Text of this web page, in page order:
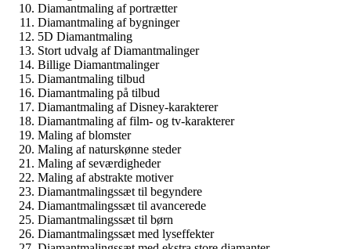
Diamantmaling af portrætter
Diamantmaling af bygninger
5D Diamantmaling
Stort udvalg af Diamantmalinger
Billige Diamantmalinger
Diamantmaling tilbud
Diamantmaling på tilbud
Diamantmaling af Disney-karakterer
Diamantmaling af film- og tv-karakterer
Maling af blomster
Maling af naturskønne steder
Maling af seværdigheder
Maling af abstrakte motiver
Diamantmalingssæt til begyndere
Diamantmalingssæt til avancerede
Diamantmalingssæt til børn
Diamantmalingssæt med lyseffekter